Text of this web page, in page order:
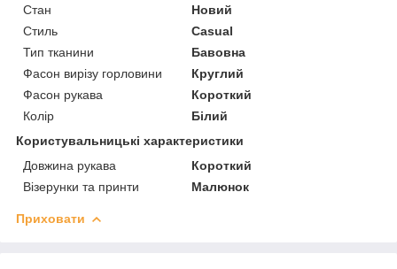
Стан
Новий
Стиль
Casual
Тип тканини
Бавовна
Фасон вирізу горловини
Круглий
Фасон рукава
Короткий
Колір
Білий
Користувальницькі характеристики
Довжина рукава
Короткий
Візерунки та принти
Малюнок
Приховати